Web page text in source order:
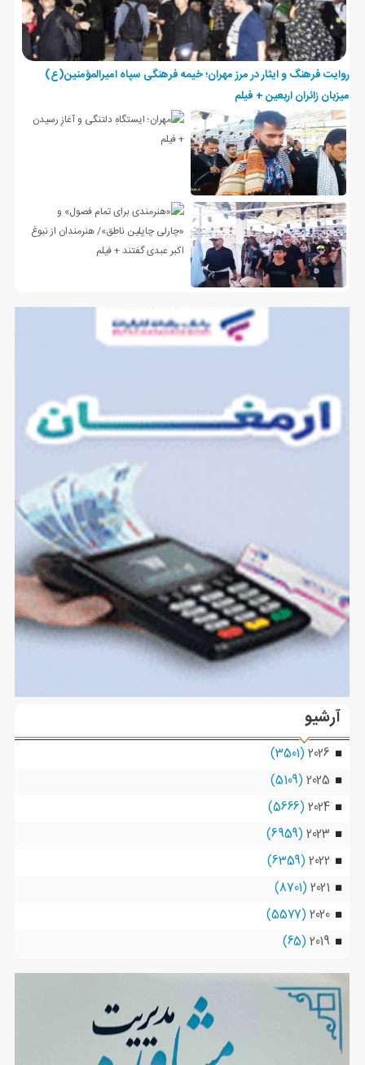
روایت فرهنگ و ایثار در مرز مهران؛ خیمه فرهنگی سپاه امیرالمؤمنین(ع)
میزبان زائران اربعین + فیلم
آرشیو
2026
(3501)
2025
(5109)
2024
(5666)
2023
(6959)
2022
(6359)
2021
(8701)
2020
(5577)
2019
(65)